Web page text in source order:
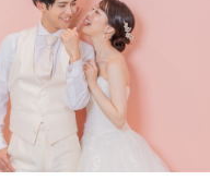
ン
データ 70 カット
会食
家族用衣装レンタル
その他含むもの
、5点セット、ヘアアクセサリー
シーン利用（2シーン）